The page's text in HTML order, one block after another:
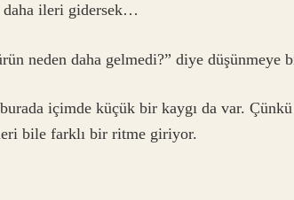
daha ileri gidersek…
neden daha gelmedi?” diye düşünmeye
içimde küçük bir kaygı da var. Çünkü
bile farklı bir ritme giriyor.